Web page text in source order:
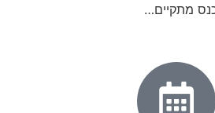
מתקיים…